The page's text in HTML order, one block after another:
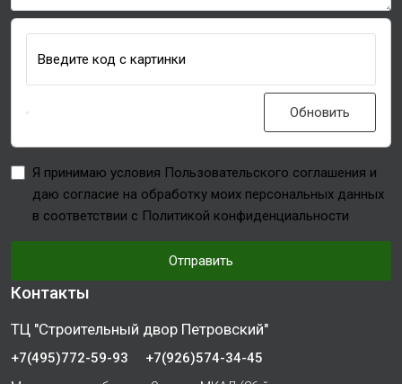
Введите код с картинки
Обновить
Я принимаю условия Пользовательского соглашения и
даю согласие на обработку моих персональных данных
в соответствии с Политикой конфиденциальности
Отправить
Контакты
ТЦ "Строительный двор Петровский"
+7(495)772-59-93
+7(926)574-34-45